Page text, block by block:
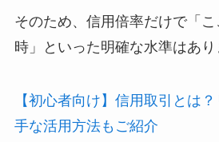
そのため、信用倍率だけで「
時」といった明確な水準はあり
【初心者向け】信用取引とは
手な活用方法もご紹介